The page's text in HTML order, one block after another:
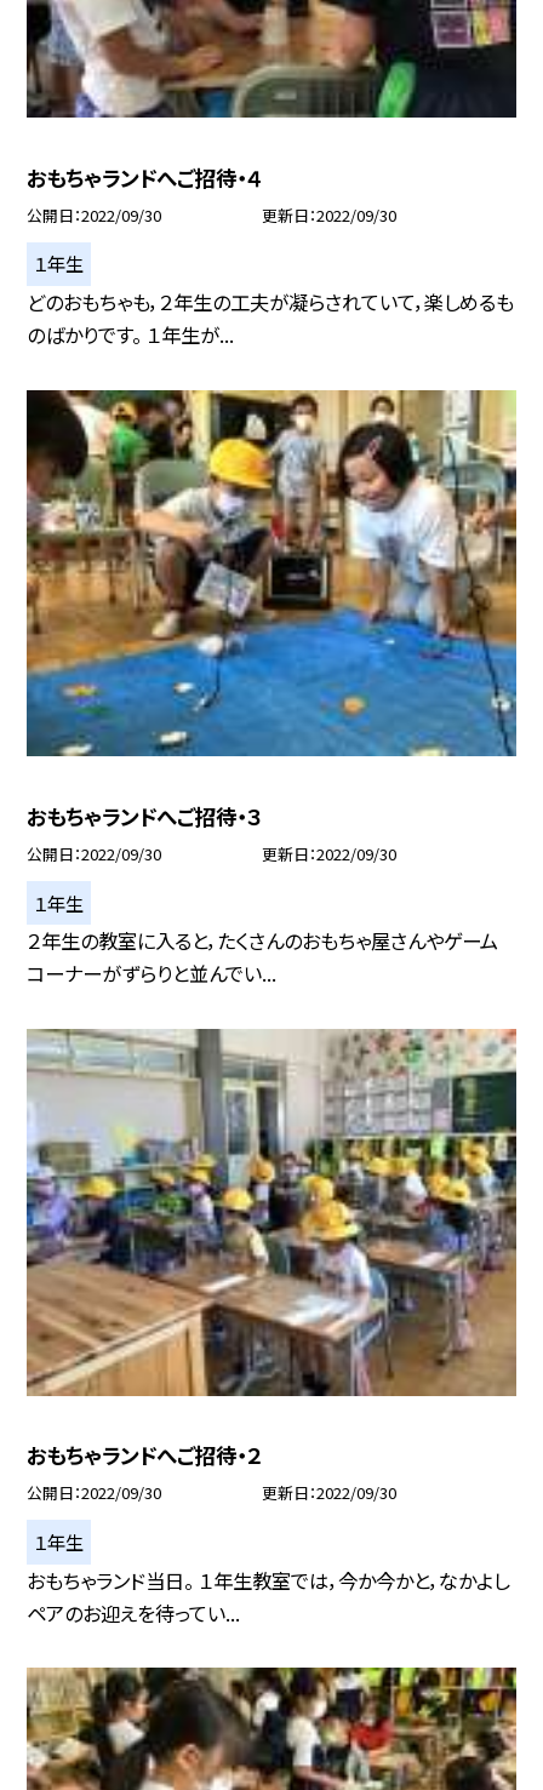
おもちゃランドへご招待・４
公開日 2022/09/30 更新日 2022/09/30
１年生
どのおもちゃも，２年生の工夫が凝らされていて，楽しめるも
のばかりです。 １年生が...
おもちゃランドへご招待・３
公開日 2022/09/30 更新日 2022/09/30
１年生
２年生の教室に入ると，たくさんのおもちゃ屋さんやゲーム
コーナーがずらりと並んでい...
おもちゃランドへご招待・２
公開日 2022/09/30 更新日 2022/09/30
１年生
おもちゃランド当日。 １年生教室では，今か今かと，なかよし
ペアのお迎えを待ってい...